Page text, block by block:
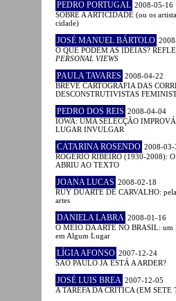
PEDRO PORTUGAL 2008-05-16
SOBRE A ARTICIDADE (ou os
cidade)
JOSÉ MANUEL BÁRTOLO
O QUE PODEM AS IDEIAS?
PERSONAL VIEWS
PAULA TAVARES 2008-04-22
BREVE CARTOGRAFIA DAS
DESCONSTRUTIVISTAS
PEDRO DOS REIS 2008-04-04
IOWA: UMA SELECÇÃO
LUGAR INVULGAR
CATARINA ROSENDO 2008-03-
ROGÉRIO RIBEIRO (1930-2008):
ABRIU AO TEXTO
JOANA LUCAS 2008-02-18
RUY DUARTE DE CARVALHO:
artes
DANIELA LABRA 2008-01-16
O MEIO DA ARTE NO BRASIL: um
em Algum Lugar
LÍGIA AFONSO 2007-12-24
SÃO PAULO JÁ ESTÁ A ARDER?
JOSÉ LUIS BREA 2007-12-05
A TAREFA DA CRÍTICA (EM SETE